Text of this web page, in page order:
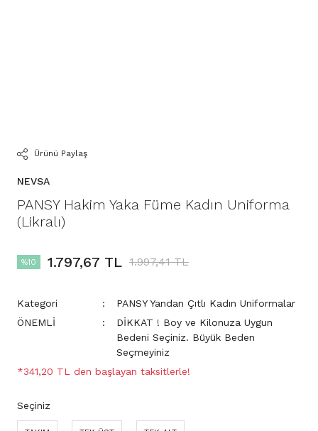
Ürünü Paylaş
NEVSA
PANSY Hakim Yaka Füme Kadın Uniforma
(Likralı)
%10 1.797,67 TL 1.997,41 TL
Kategori
PANSY Yandan Çıtlı Kadın Uniformalar
ÖNEMLİ
DİKKAT ! Boy ve Kilonuza Uygun
Bedeni Seçiniz. Büyük Beden
Seçmeyiniz
*341,20 TL den başlayan taksitlerle!
Seçiniz